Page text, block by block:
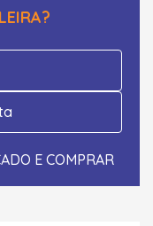
E COMPRAR